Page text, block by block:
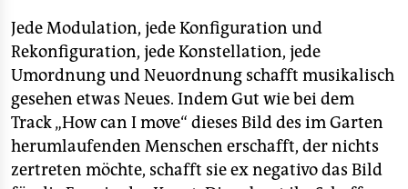
Jede Modulation, jede Konfiguration und
Rekonfiguration, jede Konstellation, jede
Umordnung und Neuordnung schafft musikalisch
gesehen etwas Neues. Indem Gut wie bei dem
Track „How can I move“ dieses Bild des im Garten
herumlaufenden Menschen erschafft, der nichts
zertreten möchte, schafft sie ex negativo das Bild